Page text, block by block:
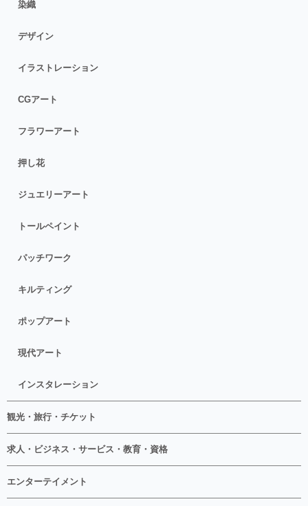
染織
デザイン
イラストレーション
CGアート
フラワーアート
押し花
ジュエリーアート
トールペイント
パッチワーク
キルティング
ポップアート
現代アート
インスタレーション
観光・旅行・チケット
求人・ビジネス・サービス・教育・資格
エンターテイメント